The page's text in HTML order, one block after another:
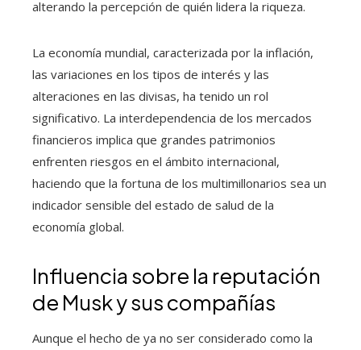
alterando la percepción de quién lidera la riqueza.
La economía mundial, caracterizada por la inflación,
las variaciones en los tipos de interés y las
alteraciones en las divisas, ha tenido un rol
significativo. La interdependencia de los mercados
financieros implica que grandes patrimonios
enfrenten riesgos en el ámbito internacional,
haciendo que la fortuna de los multimillonarios sea un
indicador sensible del estado de salud de la
economía global.
Influencia sobre la reputación
de Musk y sus compañías
Aunque el hecho de ya no ser considerado como la